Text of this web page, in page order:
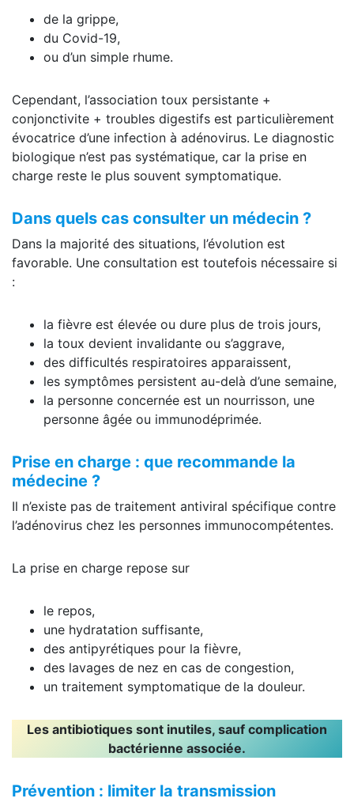
de la grippe,
du Covid-19,
ou d’un simple rhume.
Cependant, l’association toux persistante +
conjonctivite + troubles digestifs est particulièrement
évocatrice d’une infection à adénovirus. Le diagnostic
biologique n’est pas systématique, car la prise en
charge reste le plus souvent symptomatique.
Dans quels cas consulter un médecin ?
Dans la majorité des situations, l’évolution est
favorable. Une consultation est toutefois nécessaire si
:
la fièvre est élevée ou dure plus de trois jours,
la toux devient invalidante ou s’aggrave,
des difficultés respiratoires apparaissent,
les symptômes persistent au-delà d’une semaine,
la personne concernée est un nourrisson, une
personne âgée ou immunodéprimée.
Prise en charge : que recommande la
médecine ?
Il n’existe pas de traitement antiviral spécifique contre
l’adénovirus chez les personnes immunocompétentes.
La prise en charge repose sur
le repos,
une hydratation suffisante,
des antipyrétiques pour la fièvre,
des lavages de nez en cas de congestion,
un traitement symptomatique de la douleur.
Les antibiotiques sont inutiles, sauf complication
bactérienne associée.
Prévention : limiter la transmission